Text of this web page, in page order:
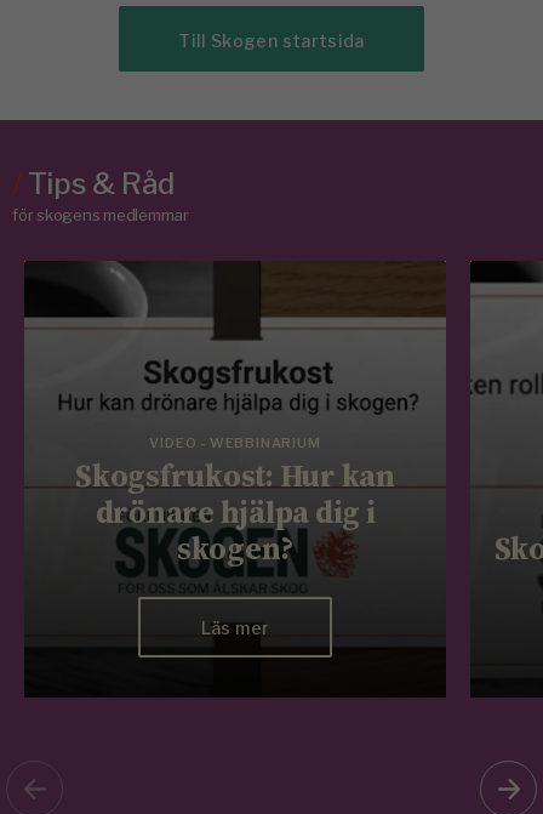
Till Skogen startsida
/Tips & Råd
för skogens medlemmar
VIDEO - WEBBINARIUM
Skogsfrukost: Hur kan
drönare hjälpa dig i
skogen?
Läs mer